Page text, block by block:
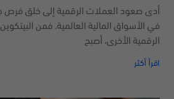
أدى صعود العملات الرقمية إلى خلق فرص
في الأسواق المالية العالمية. فمن
الرقمية الأخرى، أصبح
اقرأ أكثر